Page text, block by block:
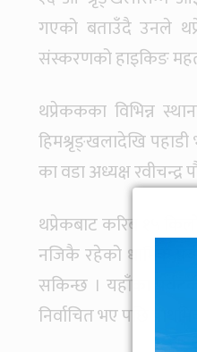
गएको बताउँदै उनले
संस्करणको हाइकिङ
थप्रेककका विभिन्न
हिमश्रृङ्खलादेखि
का वडा अध्यक्ष रवीचन्द्र
थप्रेकबाट करिब १५
नजिकै रहेको धार्मिक
सकिन्छ । यहाँका
निर्वाचित भए पछि